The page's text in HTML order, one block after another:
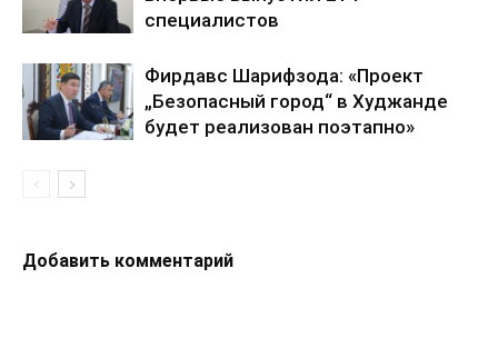
специалистов
Фирдавс Шарифзода: «Проект
„Безопасный город“ в Худжанде
будет реализован поэтапно»
Добавить комментарий